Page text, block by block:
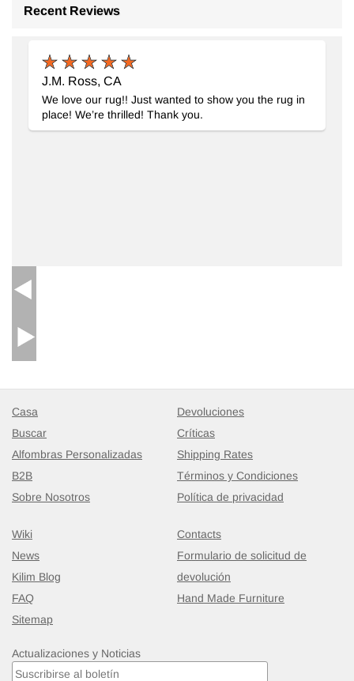
Alfombra Turca Vintage Sobre-teñida
140 cm x 211 cm
Recent Reviews
J.M. Ross, CA
We love our rug!! Just wanted to show you the rug in
place! We’re thrilled! Thank you.
Casa
Buscar
Alfombras Personalizadas
B2B
Sobre Nosotros
Devoluciones
Críticas
Shipping Rates
Términos y Condiciones
Política de privacidad
Wiki
News
Kilim Blog
FAQ
Sitemap
Contacts
Formulario de solicitud de
devolución
Hand Made Furniture
Actualizaciones y Noticias